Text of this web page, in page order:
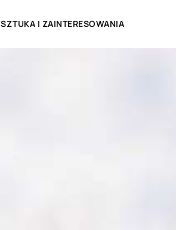
SZTUKA I ZAINTERESOWANIA